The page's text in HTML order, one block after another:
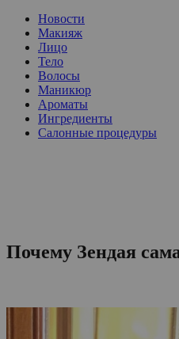
Новости
Макияж
Лицо
Тело
Волосы
Маникюр
Ароматы
Ингредиенты
Салонные процедуры
Почему Зендая